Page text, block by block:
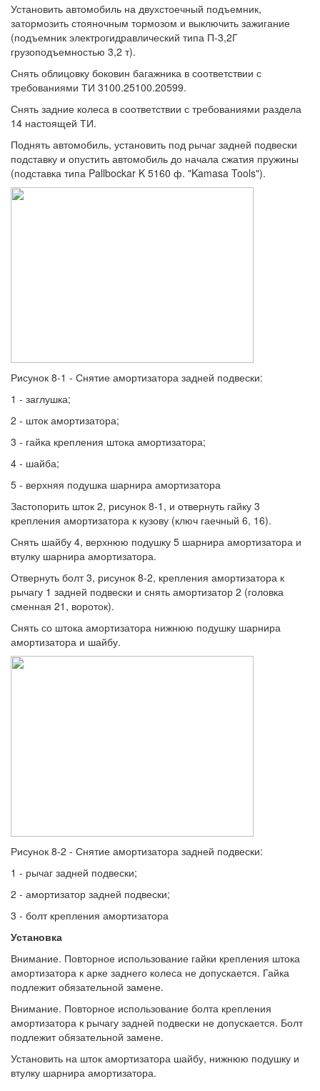
Установить автомобиль на двухстоечный подъемник,
затормозить стояночным тормозом и выключить зажигание
(подъемник электрогидравлический типа П-3,2Г
грузоподъемностью 3,2 т).
Снять облицовку боковин багажника в соответствии с
требованиями ТИ 3100.25100.20599.
Снять задние колеса в соответствии с требованиями раздела
14 настоящей ТИ.
Поднять автомобиль, установить под рычаг задней подвески
подставку и опустить автомобиль до начала сжатия пружины
(подставка типа Pallbockar K 5160 ф. "Kamasa Tools").
Рисунок 8-1 - Снятие амортизатора задней подвески:
1 - заглушка;
2 - шток амортизатора;
3 - гайка крепления штока амортизатора;
4 - шайба;
5 - верхняя подушка шарнира амортизатора
Застопорить шток 2, рисунок 8-1, и отвернуть гайку 3
крепления амортизатора к кузову (ключ гаечный 6, 16).
Снять шайбу 4, верхнюю подушку 5 шарнира амортизатора и
втулку шарнира амортизатора.
Отвернуть болт 3, рисунок 8-2, крепления амортизатора к
рычагу 1 задней подвески и снять амортизатор 2 (головка
сменная 21, вороток).
Снять со штока амортизатора нижнюю подушку шарнира
амортизатора и шайбу.
Рисунок 8-2 - Снятие амортизатора задней подвески:
1 - рычаг задней подвески;
2 - амортизатор задней подвески;
3 - болт крепления амортизатора
Установка
Внимание. Повторное использование гайки крепления штока
амортизатора к арке заднего колеса не допускается. Гайка
подлежит обязательной замене.
Внимание. Повторное использование болта крепления
амортизатора к рычагу задней подвески не допускается. Болт
подлежит обязательной замене.
Установить на шток амортизатора шайбу, нижнюю подушку и
втулку шарнира амортизатора.